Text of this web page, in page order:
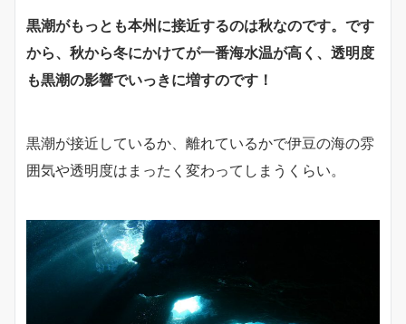
黒潮がもっとも本州に接近するのは秋なのです。です
から、秋から冬にかけてが一番海水温が高く、透明度
も黒潮の影響でいっきに増すのです！
黒潮が接近しているか、離れているかで伊豆の海の雰
囲気や透明度はまったく変わってしまうくらい。